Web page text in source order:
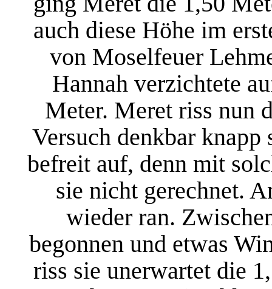
auch diese Höhe im
von Moselfeuer
Hannah verzichtete
Meter. Meret riss nun
Versuch denkbar
befreit auf, denn mit
sie nicht gerechnet.
wieder ran.
begonnen und etwas
riss sie unerwartet die